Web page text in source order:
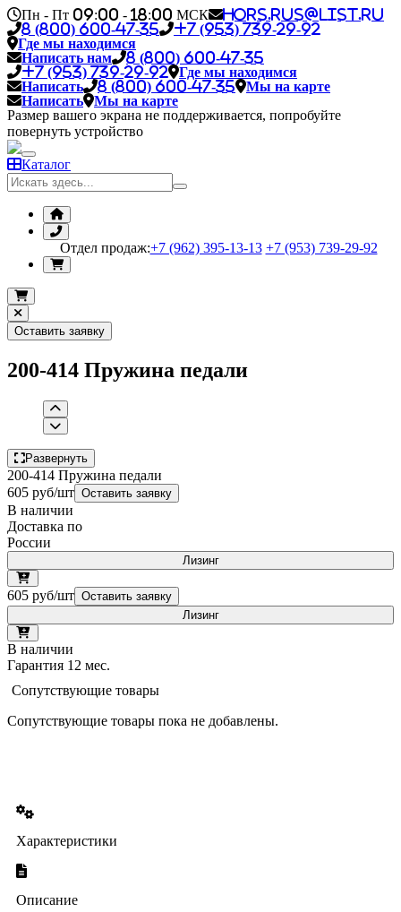
Пн - Пт 09:00 - 18:00 МСК
hors.rus@list.ru
8 (800) 600-47-35
+7 (953) 739-29-92
Где мы находимся
Написать нам
8 (800) 600-47-35
+7 (953) 739-29-92
Где мы находимся
Написать
8 (800) 600-47-35
Мы на карте
Написать
Мы на карте
Размер вашего экрана не поддерживается, попробуйте
повернуть устройство
Каталог
Отдел продаж:+7 (962) 395-13-13 +7 (953) 739-29-92
Оставить заявку
200-414 Пружина педали
Развернуть
200-414 Пружина педали
605 руб/шт Оставить заявку
В наличии
Доставка по
России
Лизинг
605 руб/шт Оставить заявку
Лизинг
В наличии
Гарантия 12 мес.
Сопутствующие товары
Сопутствующие товары пока не добавлены.
Характеристики
Описание